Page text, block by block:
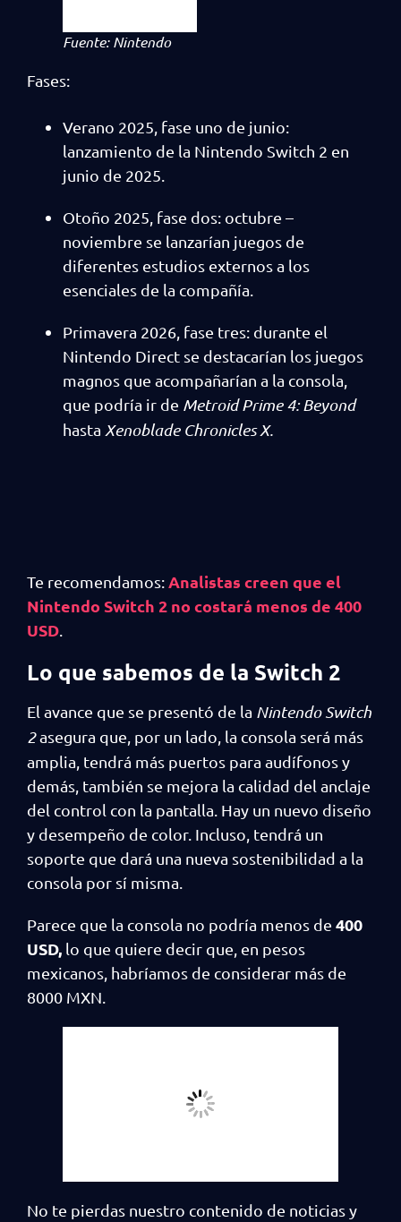
Fuente: Nintendo
Fases:
Verano 2025, fase uno de junio:
lanzamiento de la Nintendo Switch 2 en
junio de 2025.
Otoño 2025, fase dos: octubre –
noviembre se lanzarían juegos de
diferentes estudios externos a los
esenciales de la compañía.
Primavera 2026, fase tres: durante el
Nintendo Direct se destacarían los juegos
magnos que acompañarían a la consola,
que podría ir de Metroid Prime 4: Beyond
hasta Xenoblade Chronicles X.
Te recomendamos:Analistas creen que el
Nintendo Switch 2 no costará menos de 400
USD
Lo que sabemos de la Switch 2
El avance que se presentó de la Nintendo Switch
2asegura que, por un lado, la consola será más
amplia, tendrá más puertos para audífonos y
demás, también se mejora la calidad del anclaje
del control con la pantalla. Hay un nuevo diseño
y desempeño de color. Incluso, tendrá un
soporte que dará una nueva sostenibilidad a la
consola por sí misma.
Parece que la consola no podría menos de 400
USD, lo que quiere decir que, en pesos
mexicanos, habríamos de considerar más de
8000 MXN.
No te pierdas nuestro contenido de noticias y